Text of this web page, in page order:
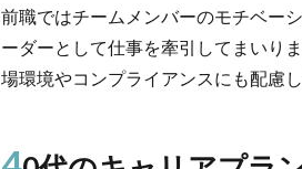
前職ではチームメンバーのモチベー
ーダーとして仕事を牽引してまいり
場環境やコンプライアンスにも配慮